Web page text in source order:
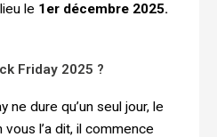
le 1er décembre 2025.
Friday 2025 ?
ne dure qu’un seul jour, le
l’a dit, il commence